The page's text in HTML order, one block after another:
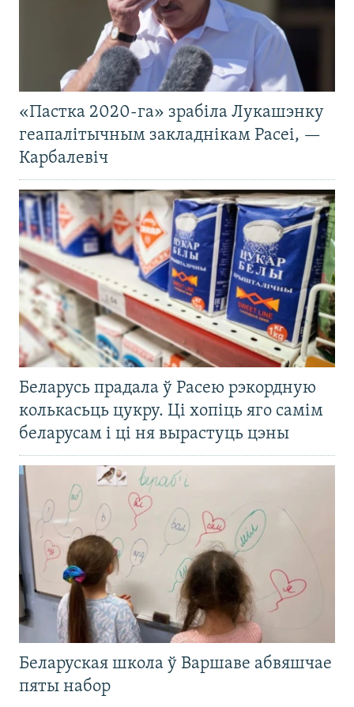
«Пастка 2020-га» зрабіла Лукашэнку
геапалітычным закладнікам Расеі, —
Карбалевіч
Беларусь прадала ў Расею рэкордную
колькасьць цукру. Ці хопіць яго самім
беларусам і ці ня вырастуць цэны
Беларуская школа ў Варшаве абвяшчае
пяты набор